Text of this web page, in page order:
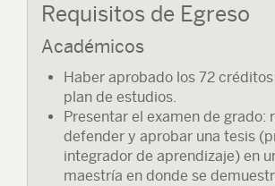
Requisitos de Egreso
Académicos
Haber aprobado los 72
plan de estudios.
Presentar el examen de grado:
defender y aprobar una tesis
integrador de aprendizaje) en
maestría en donde se